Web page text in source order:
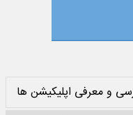
و معرفی اپلیکیشن ها